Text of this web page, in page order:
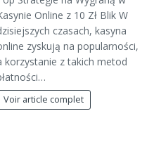
Online z 10 Zł Blik W
czasach, kasyna
zyskują na popularności,
korzystanie z takich metod
Voir article complet